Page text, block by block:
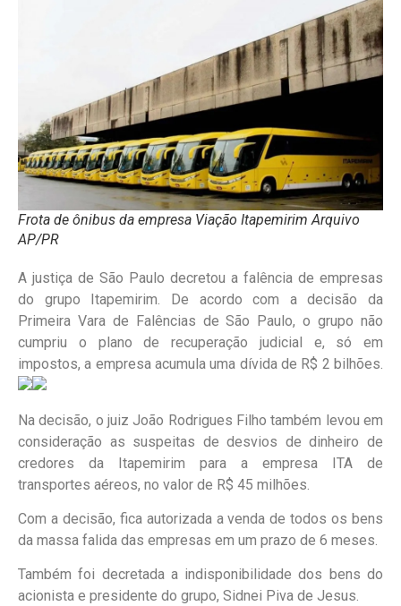
Frota de ônibus da empresa Viação Itapemirim Arquivo
AP/PR
A justiça de São Paulo decretou a falência de empresas
do grupo Itapemirim. De acordo com a decisão da
Primeira Vara de Falências de São Paulo, o grupo não
cumpriu o plano de recuperação judicial e, só em
impostos, a empresa acumula uma dívida de R$ 2 bilhões.
Na decisão, o juiz João Rodrigues Filho também levou em
consideração as suspeitas de desvios de dinheiro de
credores da Itapemirim para a empresa ITA de
transportes aéreos, no valor de R$ 45 milhões.
Com a decisão, fica autorizada a venda de todos os bens
da massa falida das empresas em um prazo de 6 meses.
Também foi decretada a indisponibilidade dos bens do
acionista e presidente do grupo, Sidnei Piva de Jesus.